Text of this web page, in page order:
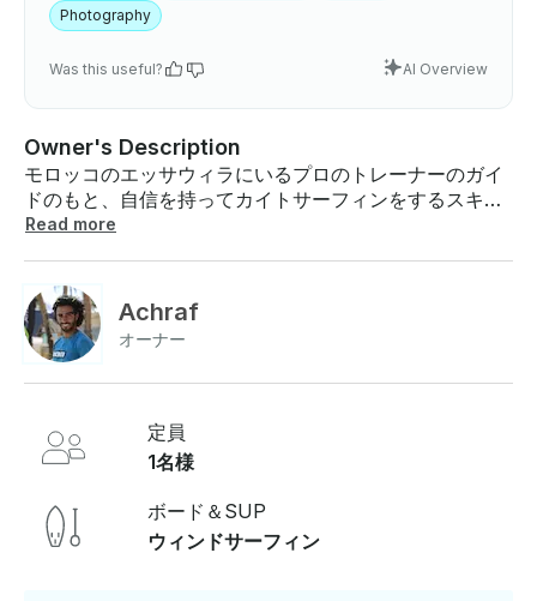
Photography
Was this useful? AI Overview
Owner's Description
モロッコのエッサウィラにいるプロのトレーナーのガイ
ドのもと、自信を持ってカイトサーフィンをするスキル
を身に付けましょう。2時間のグループコースは、1人あ
ロ（1名あたり）• セミプライベート：75ユーロ（1名あ
たり）• グループ：1名あたり60ユーロ イニシエーショ
ンコース (6 時間) • プライベート：1名260ユーロ • セ
ト：1名420ユーロ • セミプライベート：1名あたり360
ユーロ • グループ：1名あたり280ユーロ アドバンス
ト・コーチング (2 時間) • ストラップレス：1人あたり
80ユーロ • ベーシックジャンプとフリースタイルフィギ
ュア：1人あたり80ユーロ 用具レンタル • 半日:45ユー
ロ • 1日:60ユーロ • 1週間:350ユーロ 料金には以下が含
Read more
Achraf
オーナー
定員
1名様
ボード＆SUP
ウィンドサーフィン